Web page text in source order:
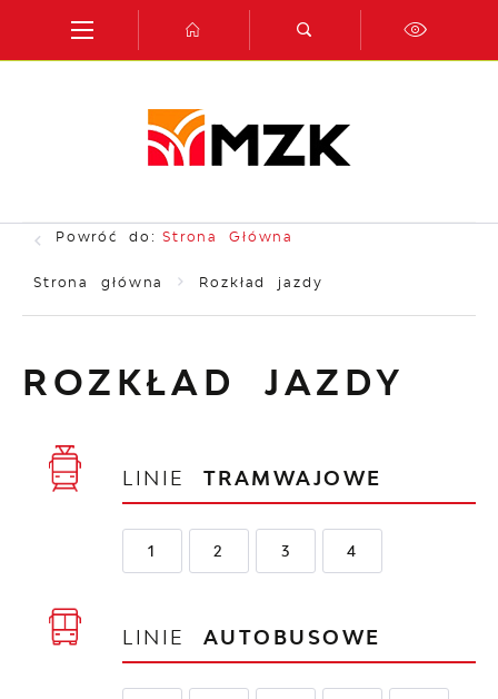
Przejdź do menu.
Przejdź do wyszukiwarki.
Przejdź do treści.
Przejdź do ustawień wielkości czcionki.
Włącz wersję kontrastową strony.
Powróć do: Strona Główna
Strona główna Rozkład jazdy
ROZKŁAD JAZDY
LINIE TRAMWAJOWE
1 2 3 4
LINIE AUTOBUSOWE